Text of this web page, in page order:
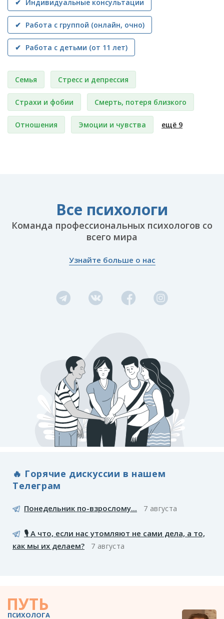
✔ Индивидуальные консультации
✔ Работа с группой (онлайн, очно)
✔ Работа с детьми (от 11 лет)
Семья Стресс и депрессия
Страхи и фобии Смерть, потеря близкого
Отношения Эмоции и чувства ещё 9
Все психологи
Команда профессиональных психологов со
всего мира
Узнайте больше о нас
🔥 Горячие дискуссии в нашем
Телеграм
Понедельник по-взрослому... 7 августа
🎙️ А что, если нас утомляют не сами дела, а то,
как мы их делаем?
7 августа
ПУТЬ
ПСИХОЛОГА